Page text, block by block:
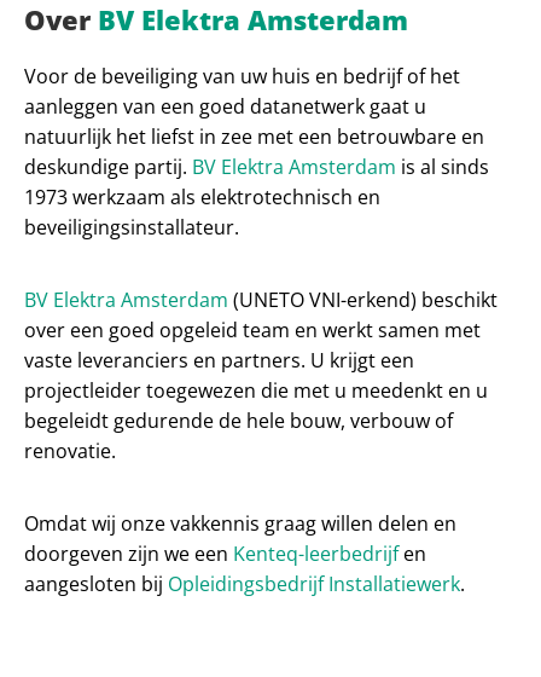
Over BV Elektra Amsterdam
Voor de beveiliging van uw huis en bedrijf of het
aanleggen van een goed datanetwerk gaat u
natuurlijk het liefst in zee met een betrouwbare en
deskundige partij. BV Elektra Amsterdam is al sinds
1973 werkzaam als elektrotechnisch en
beveiligingsinstallateur.
BV Elektra Amsterdam (UNETO VNI-erkend) beschikt
over een goed opgeleid team en werkt samen met
vaste leveranciers en partners. U krijgt een
projectleider toegewezen die met u meedenkt en u
begeleidt gedurende de hele bouw, verbouw of
renovatie.
Omdat wij onze vakkennis graag willen delen en
doorgeven zijn we een Kenteq-leerbedrijfen
aangesloten bij Opleidingsbedrijf Installatiewerk.